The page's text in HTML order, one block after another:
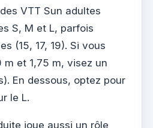
VTT Sun adultes
S, M et L, parfois
(15, 17, 19). Si vous
m et 1,75 m, visez un
En dessous, optez pour
le L.
joue aussi un rôle